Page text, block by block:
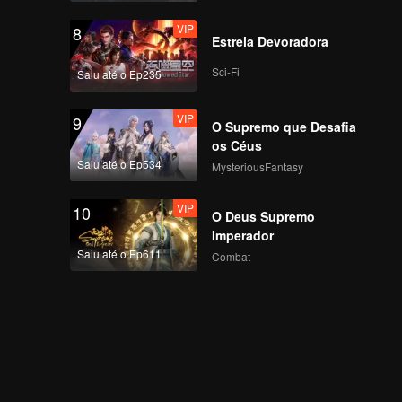
8
Saiu até o Ep235
VIP
Estrela Devoradora
Sci-Fi
9
Saiu até o Ep534
VIP
O Supremo que Desafia
os Céus
MysteriousFantasy
10
Saiu até o Ep611
VIP
O Deus Supremo
Imperador
Combat